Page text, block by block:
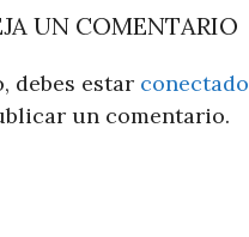
UN COMENTARIO
debes estar conectado
un comentario.